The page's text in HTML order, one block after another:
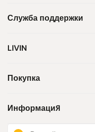
Служба поддержки
Написать запрос
Мы работаем по будням.
LIVIN
Контакты
Бренды
Покупка
Доставка
Информация